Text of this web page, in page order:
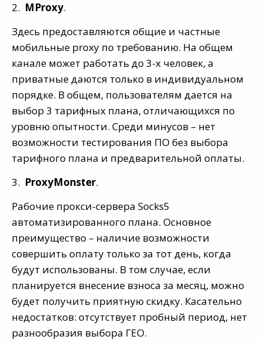
2. MProxy.
Здесь предоставляются общие и частные
мобильные proxy по требованию. На общем
канале может работать до 3-х человек, а
приватные даются только в индивидуальном
порядке. В общем, пользователям дается на
выбор 3 тарифных плана, отличающихся по
уровню опытности. Среди минусов – нет
возможности тестирования ПО без выбора
тарифного плана и предварительной оплаты.
3. ProxyMonster.
Рабочие прокси-сервера Socks5
автоматизированного плана. Основное
преимущество – наличие возможности
совершить оплату только за тот день, когда
будут использованы. В том случае, если
планируется внесение взноса за месяц, можно
будет получить приятную скидку. Касательно
недостатков: отсутствует пробный период, нет
разнообразия выбора ГЕО.